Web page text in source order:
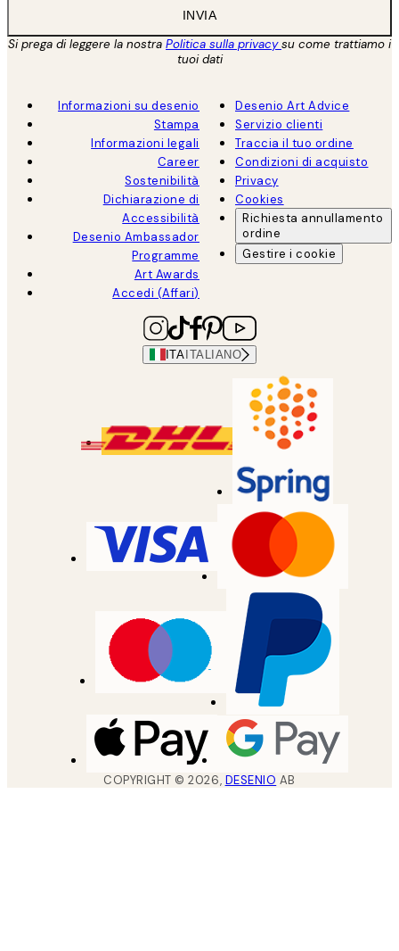
INVIA
Si prega di leggere la nostra Politica sulla privacysu come trattiamo i
tuoi dati
Informazioni su desenio
Stampa
Informazioni legali
Career
Sostenibilità
Dichiarazione di
Accessibilità
Desenio Ambassador
Programme
Art Awards
Accedi (Affari)
Desenio Art Advice
Servizio clienti
Traccia il tuo ordine
Condizioni di acquisto
Privacy
Cookies
Richiesta annullamento
ordine
Gestire i cookie
ITA ITALIANO
COPYRIGHT ©2026, DESENIO AB